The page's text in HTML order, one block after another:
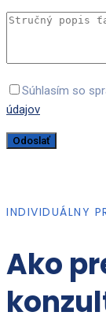
Súhlasím so
údajov
INDIVIDUÁLNY
Ako